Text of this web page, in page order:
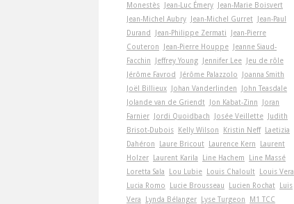
Monestès Jean-Luc Émery Jean-Marie Boisvert
Jean-Michel Aubry Jean-Michel Gurret Jean-Paul
Durand
Jean-Philippe Zermati
Jean-Pierre
Couteron
Jean-Pierre Houppe Jeanne Siaud-
Facchin
Jeffrey Young Jennifer Lee Jeu de rôle
Jérôme Favrod
Jérôme Palazzolo
Joanna Smith
Joël Billieux Johan Vanderlinden
John Teasdale
Jolande van de Griendt Jon Kabat-Zinn
Joran
Farnier Jordi Quoidbach Josée Veillette Judith
Brisot-Dubois Kelly Wilson Kristin Neff Laetizia
Dahéron
Laure Bricout Laurence Kern
Laurent
Holzer Laurent Karila Line Hachem
Line Massé
Loretta Sala
Lou Lubie Louis Chaloult Louis Vera
Lucia Romo
Lucie Brousseau Lucien Rochat Luis
Vera
Lynda Bélanger Lyse Turgeon
M1 TCC